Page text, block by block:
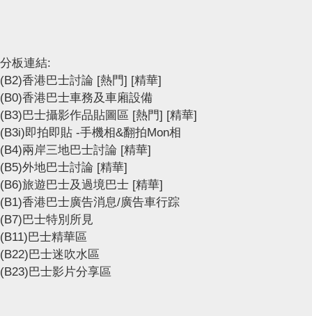
分板連結:
(B2)香港巴士討論 [熱門] [精華]
(B0)香港巴士車務及車廂設備
(B3)巴士攝影作品貼圖區 [熱門] [精華]
(B3i)即拍即貼 -手機相&翻拍Mon相
(B4)兩岸三地巴士討論 [精華]
(B5)外地巴士討論 [精華]
(B6)旅遊巴士及過境巴士 [精華]
(B1)香港巴士廣告消息/廣告車行踪
(B7)巴士特別所見
(B11)巴士精華區
(B22)巴士迷吹水區
(B23)巴士影片分享區